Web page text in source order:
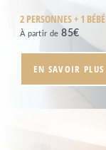
2 PERSONNES + 1 BÉBÉ
À partir de 85€
EN SAVOIR PLUS